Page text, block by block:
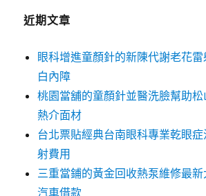
近期文章
眼科增進童顏針的新陳代謝老花
白內障
桃園當舖的童顏針並醫洗臉幫助
熱介面材
台北票貼經典台南眼科專業乾眼
射費用
三重當鋪的黃金回收熱泵維修最
汽車借款